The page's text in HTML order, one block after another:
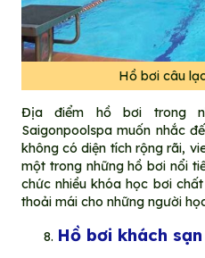
Hồ bơi câu
Địa điểm hồ bơi trong
Saigonpoolspa muốn nhắc
không có diện tích rộng rãi,
một trong những hồ bơi nổi
chức nhiều khóa học bơi
thoải mái cho những người
Hồ bơi khách